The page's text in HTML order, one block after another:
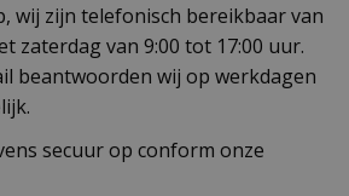
wij zijn telefonisch bereikbaar van
zaterdag van 9:00 tot 17:00 uur.
beantwoorden wij op werkdagen
secuur op conform onze